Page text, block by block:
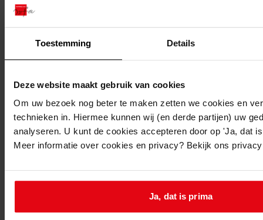
Toestemming Details
Deze website maakt gebruik van cookies
Om uw bezoek nog beter te maken zetten we cookies en
technieken in. Hiermee kunnen wij (en derde partijen) uw
analyseren. U kunt de cookies accepteren door op 'Ja, dat
Meer informatie over cookies en privacy? Bekijk ons
Ja, dat is prima
7.14. Cornelis Tjallis
Mijn Studiezaal